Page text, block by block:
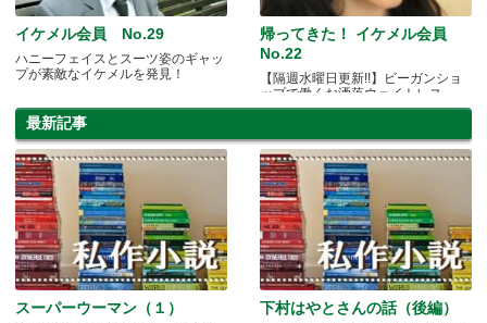
イケメル会員 No.29
ハニーフェイスとスーツ姿のギャッ
プが素敵なイケメルを発見！
帰ってきた！ イケメル会員
No.22
【隔週水曜日更新!!】ビーガンショ
ップで働くお洒落ウェイトレス
最新記事
スーパーウーマン（１） 下村はやとさんの話（後編）